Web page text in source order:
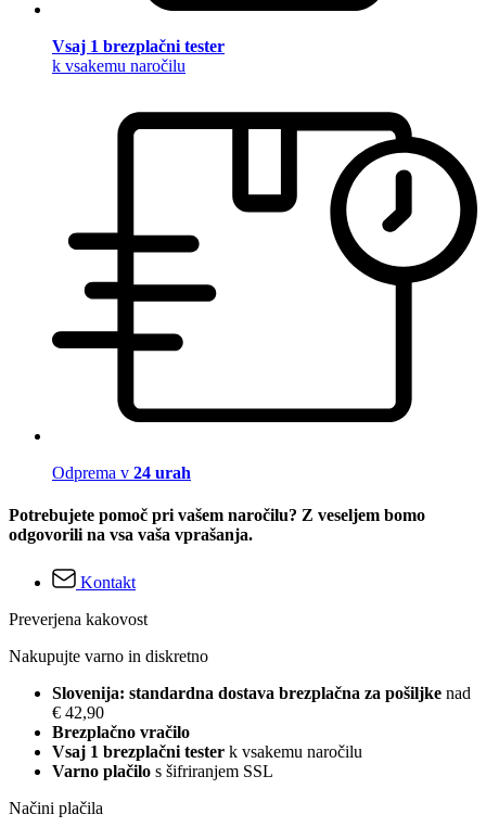
Vsaj 1 brezplačni tester
k vsakemu naročilu
Odprema v 24 urah
Potrebujete pomoč pri vašem naročilu? Z veseljem bomo
odgovorili na vsa vaša vprašanja.
Kontakt
Preverjena kakovost
Nakupujte varno in diskretno
Slovenija: standardna dostava brezplačna za pošiljke nad
€ 42,90
Brezplačno vračilo
Vsaj 1 brezplačni tester k vsakemu naročilu
Varno plačilo s šifriranjem SSL
Načini plačila